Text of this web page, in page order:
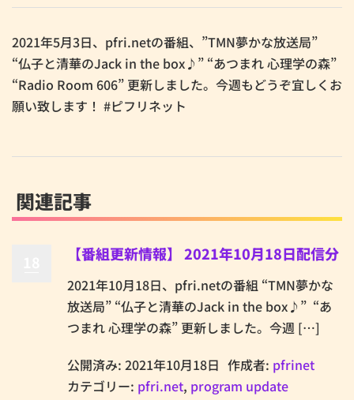
2021年5月3日、pfri.netの番組、”TMN夢かな放送局”
“仏子と清華のJack in the box♪” “あつまれ 心理学の森”
“Radio Room 606” 更新しました。今週もどうぞ宜しくお
願い致します！ #ピフリネット
関連記事
【番組更新情報】 2021年10月18日配信分
2021年10月18日、pfri.netの番組 “TMN夢かな
放送局” “仏子と清華のJack in the box♪” “あ
つまれ 心理学の森” 更新しました。今週 […]
公開済み: 2021年10月18日 作成者: pfrinet
カテゴリー: pfri.net, program update